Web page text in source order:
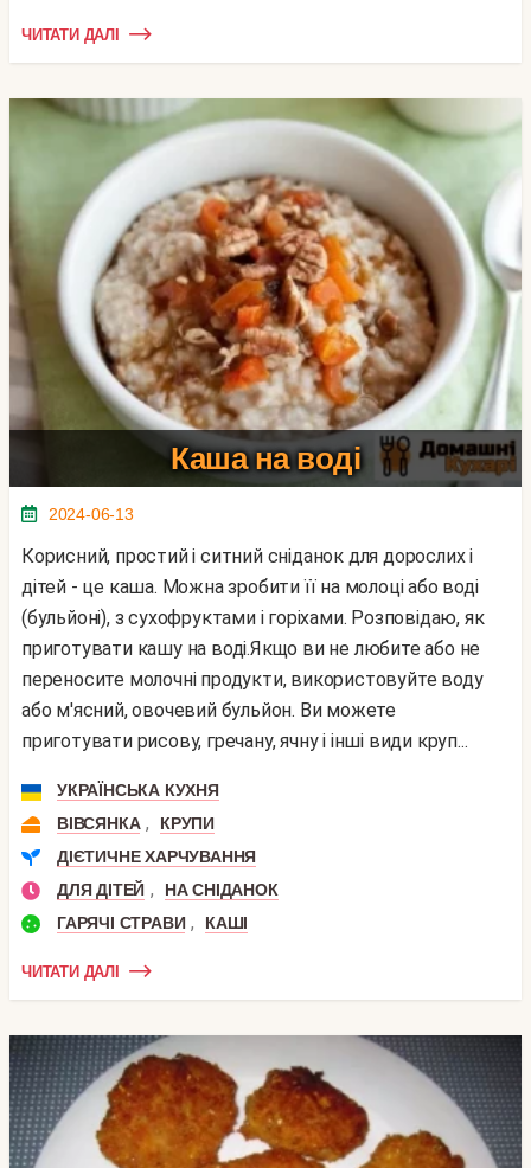
ЧИТАТИ ДАЛІ
Каша на воді
2024-06-13
Корисний, простий і ситний сніданок для дорослих і
дітей - це каша. Можна зробити її на молоці або воді
(бульйоні), з сухофруктами і горіхами. Розповідаю, як
приготувати кашу на воді.Якщо ви не любите або не
переносите молочні продукти, використовуйте воду
або м'ясний, овочевий бульйон. Ви можете
приготувати рисову, гречану, ячну і інші види круп...
УКРАЇНСЬКА КУХНЯ
ВІВСЯНКА ,
КРУПИ
ДІЄТИЧНЕ ХАРЧУВАННЯ
ДЛЯ ДІТЕЙ ,
НА СНІДАНОК
ГАРЯЧІ СТРАВИ , КАШІ
ЧИТАТИ ДАЛІ